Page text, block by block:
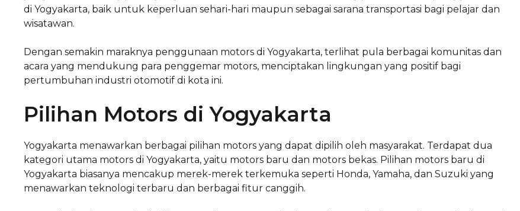
di Yogyakarta, baik untuk keperluan sehari-hari maupun sebagai sarana transportasi bagi pelajar dan
wisatawan.
Dengan semakin maraknya penggunaan motors di Yogyakarta, terlihat pula berbagai komunitas dan
acara yang mendukung para penggemar motors, menciptakan lingkungan yang positif bagi
pertumbuhan industri otomotif di kota ini.
Pilihan Motors di Yogyakarta
Yogyakarta menawarkan berbagai pilihan motors yang dapat dipilih oleh masyarakat. Terdapat dua
kategori utama motors di Yogyakarta, yaitu motors baru dan motors bekas. Pilihan motors baru di
Yogyakarta biasanya mencakup merek-merek terkemuka seperti Honda, Yamaha, dan Suzuki yang
menawarkan teknologi terbaru dan berbagai fitur canggih.